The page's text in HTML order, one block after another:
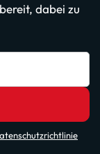
dabei zu